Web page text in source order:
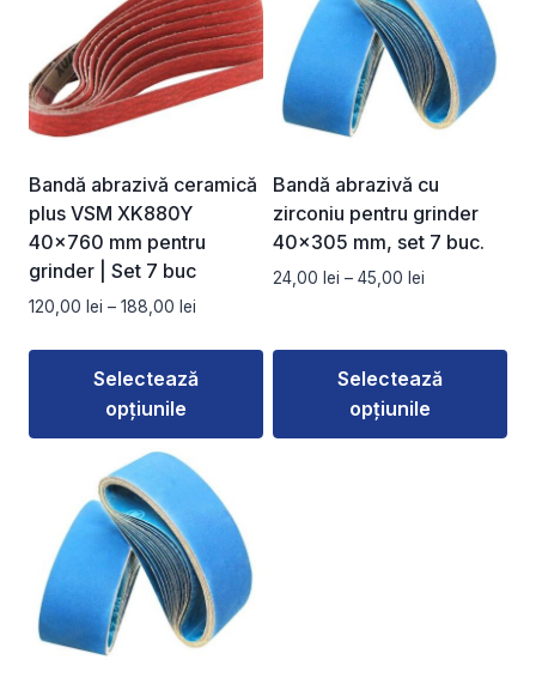
Bandă abrazivă ceramică
plus VSM XK880Y
40×760 mm pentru
grinder | Set 7 buc
120,00 lei – 188,00 lei
prețuri:
120,00 lei
Selectează
opțiunile
multe
variații.
Opțiunile
Bandă abrazivă cu
zirconiu pentru grinder
40×305 mm, set 7 buc.
24,00 lei – 45,00 lei
24,00 lei
până
la
Selectează
opțiunile